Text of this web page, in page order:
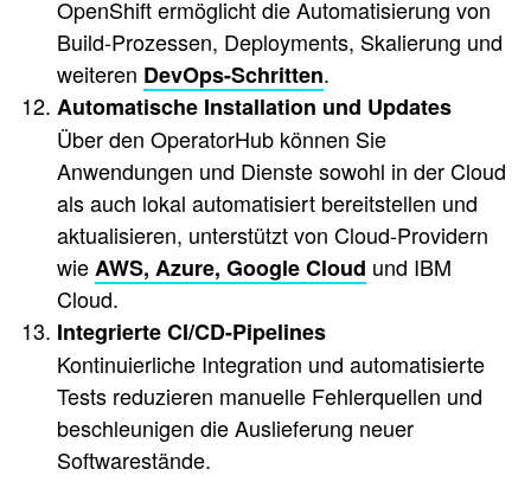
OpenShift ermöglicht die Automatisierung von
Build-Prozessen, Deployments, Skalierung und
weiteren DevOps-Schritten.
Automatische Installation und Updates
Über den OperatorHub können Sie
Anwendungen und Dienste sowohl in der Cloud
als auch lokal automatisiert bereitstellen und
aktualisieren, unterstützt von Cloud-Providern
wieAWS, Azure, Google Cloud und IBM
Cloud.
Integrierte CI/CD-Pipelines
Kontinuierliche Integration und automatisierte
Tests reduzieren manuelle Fehlerquellen und
beschleunigen die Auslieferung neuer
Softwarestände.